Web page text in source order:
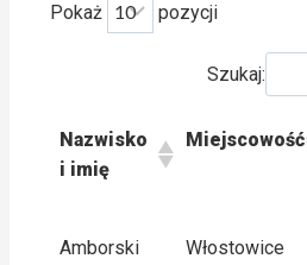
Pokaż pozycji
Szukaj:
Nazwisko
i imię
Miejscowość
Amborski Włostowice